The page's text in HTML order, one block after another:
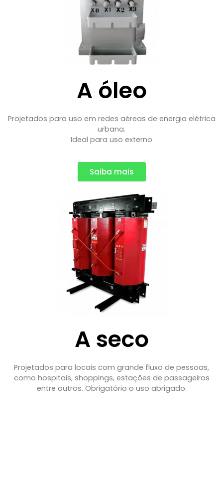
A óleo
Projetados para uso em redes aéreas de energia elétrica
urbana.
Ideal para uso externo
Saiba mais
A seco
Projetados para locais com grande fluxo de pessoas,
como hospitais, shoppings, estações de passageiros
entre outros. Obrigatório o uso abrigado.